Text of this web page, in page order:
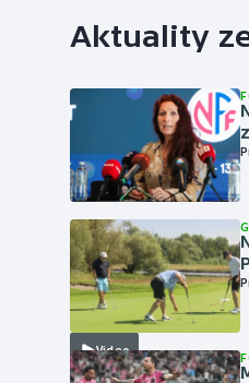
Aktuality
Video